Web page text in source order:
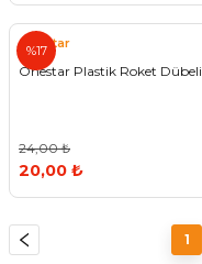
%17
Onestar
Onestar Plastik Roket Dübeli
24,00 ₺
20,00 ₺
1